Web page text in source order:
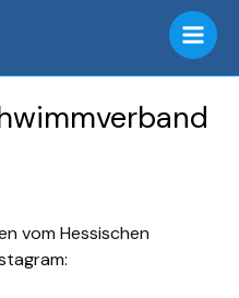
Main
vom Hessischen